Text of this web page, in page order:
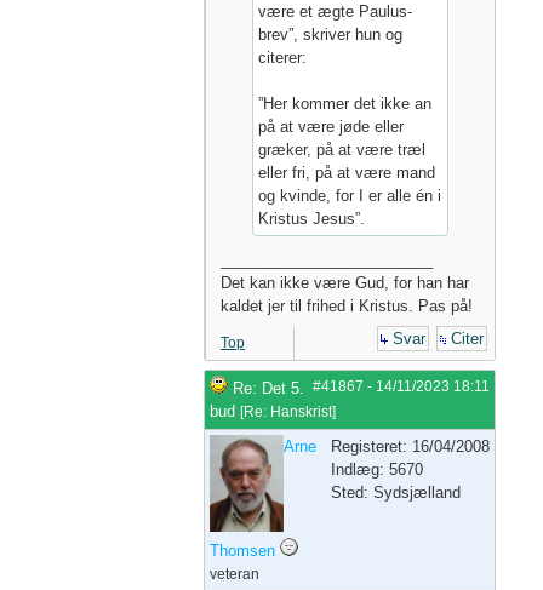
være et ægte Paulus-
brev”, skriver hun og
citerer:
”Her kommer det ikke an
på at være jøde eller
græker, på at være træl
eller fri, på at være mand
og kvinde, for I er alle én i
Kristus Jesus”.
Det kan ikke være Gud, for han har
kaldet jer til frihed i Kristus. Pas på!
Top Svar Citer
#41867 - 14/11/2023 18:11
Re: Det 5.
bud [Re: Hanskrist]
Arne
Thomsen
veteran
Registeret: 16/04/2008
Indlæg: 5670
Sted: Sydsjælland